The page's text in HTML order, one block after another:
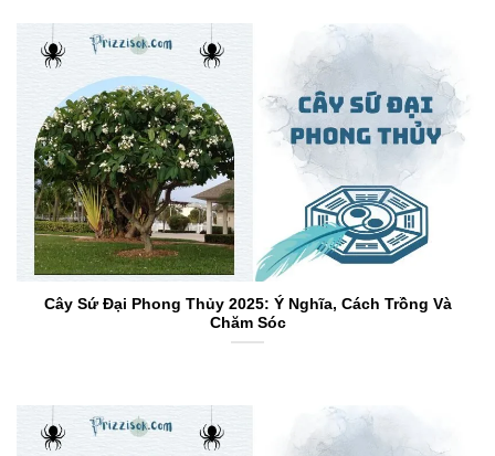
Cây Sứ Đại Phong Thủy 2025: Ý Nghĩa, Cách Trồng Và
Chăm Sóc